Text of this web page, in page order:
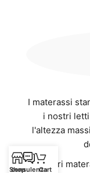
I materassi
i nostri
l'altezza
I nostri
Shop
consulenza
Cart